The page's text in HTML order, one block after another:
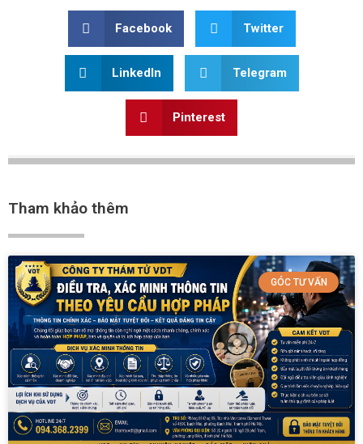
Facebook Twitter
LinkedIn Telegram
Pinterest
Tham khảo thêm
GÓC TƯ VẤN